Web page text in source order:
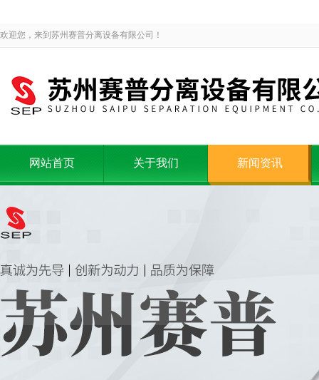
欢迎您，来到苏州赛普分离设备有限公司！
网站首页 关于我们 新闻资讯